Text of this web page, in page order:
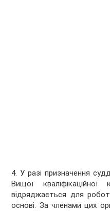
4. У разі призначення
Вищої кваліфікаційної
відряджається для
основі. За членами цих